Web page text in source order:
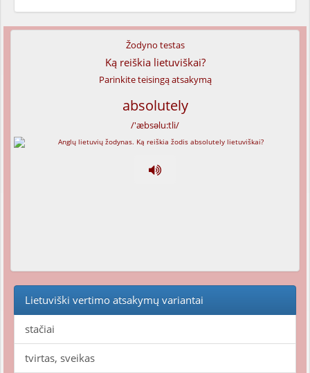
Žodyno testas
Ką reiškia lietuviškai?
Parinkite teisingą atsakymą
absolutely
/'æbsəlu:tli/
Lietuviški vertimo atsakymų variantai
stačiai
tvirtas, sveikas